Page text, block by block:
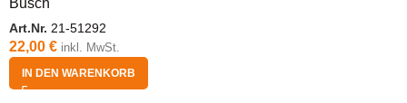
Art.Nr. 21-51292
22,00 € inkl. MwSt.
IN DEN WARENKORB